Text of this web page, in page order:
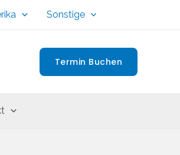
Sonstige
Termin Buchen